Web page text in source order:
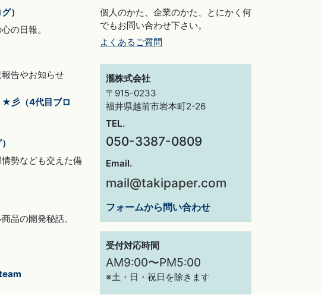
）
の日報。
告やお知らせ
★彡（4代目ブロ
勢なども交えた備
品の開発秘話。
個人のかた、企業のかた、とにかく何
でもお問い合わせ下さい。
よくあるご質問
瀧株式会社
〒915-0233
福井県越前市岩本町2-26
TEL.
050-3387-0809
Email.
mail@takipaper.com
フォームから問い合わせ
受付対応時間
AM9:00〜PM5:00
※土・日・祝日を除きます